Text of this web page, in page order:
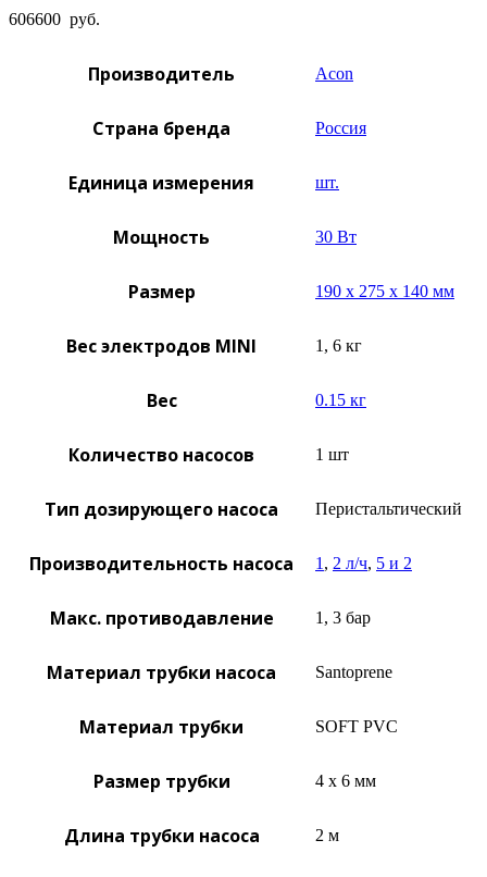
606600 руб.
Производитель Acon
Страна бренда Россия
Единица измерения шт.
Мощность 30 Вт
Размер 190 х 275 х 140 мм
Вес электродов MINI 1, 6 кг
Вес 0.15 кг
Количество насосов 1 шт
Тип дозирующего насоса Перистальтический
Производительность насоса 1 , 2 л/ч, 5 и 2
Макс. противодавление 1, 3 бар
Материал трубки насоса Santoprene
Материал трубки SOFT PVC
Размер трубки 4 х 6 мм
Длина трубки насоса 2 м